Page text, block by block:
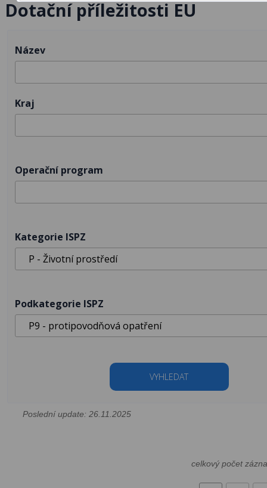
Dotační příležitosti EU
Název
Kraj
Operační program
Kategorie ISPZ
Podkategorie ISPZ
VYHLEDAT
Poslední update: 26.11.2025
celkový počet